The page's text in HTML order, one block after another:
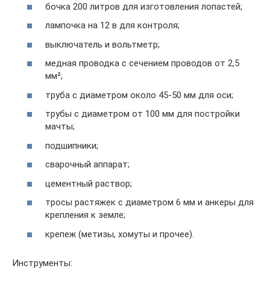
бочка 200 литров для изготовления лопастей;
лампочка на 12 в для контроля;
выключатель и вольтметр;
медная проводка с сечением проводов от 2,5
мм²;
труба с диаметром около 45-50 мм для оси;
трубы с диаметром от 100 мм для постройки
мачты;
подшипники;
сварочный аппарат;
цементный раствор;
тросы растяжек с диаметром 6 мм и анкеры для
крепления к земле;
крепеж (метизы, хомуты и прочее).
Инструменты: